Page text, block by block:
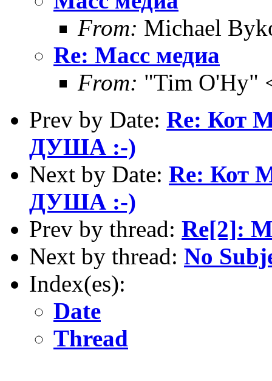
From: Michael
Re: Масс медиа
From: "Tim O'Hy"
Prev by Date: Re: Кот
ДУША :-)
Next by Date: Re: Кот
ДУША :-)
Prev by thread: Re[2]:
Next by thread: No
Index(es):
Date
Thread